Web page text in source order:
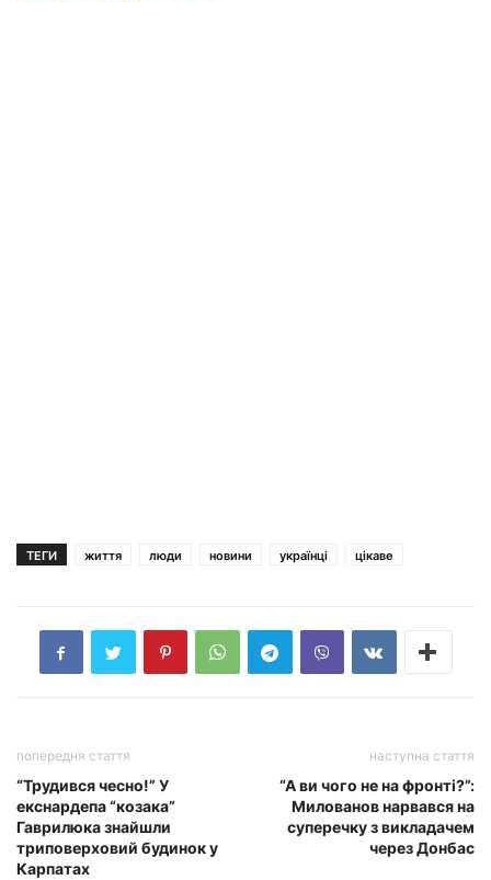
ТЕГИ життя люди новини українці цікаве
попередня стаття
“Трудився чесно!” У
екснардепа “козака”
Гаврилюка знайшли
триповерховий будинок у
Карпатах
наступна стаття
“А ви чого не на фронті?”:
Милованов нарвався на
суперечку з викладачем
через Донбас